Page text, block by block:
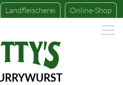
Landfleischerei Online-Shop